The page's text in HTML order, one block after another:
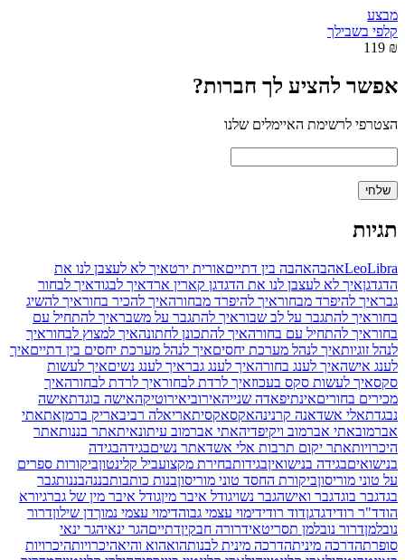
מבצע
קלפי בשבילך
₪ 119
אפשר להציע לך חברות?
הצטרפי לרשימת האיימלים שלנו
תגיות
LeoLibra אהבהאהבה בין דתייםאורית ירטאיך לא לעצבן לנו את
הדגדגןאיך לא לעצבן לנו את הדגדגן קארין ארדאיך לבגודאיך לבחור
גבראיך להיפרד מבחוראיך להיפרד מבחורהאיך להכיר בחוראיך להשיג
בחוראיך להתגבר על לב שבוראיך להתגבר על משבראיך להתחיל עם
בחוראיך להתחיל עם בחורהאיך להתכונן לחתונהאיך למצוץ לבחוראיך
לנהל זוגיותאיך לנהל מערכת יחסיםאיך לנהל מערכת יחסים בין דתייםאיך
לענג אישהאיך לענג בחורהאיך לענג גבראיך לענג נשיםאיך לעשות
סקסאיך לעשות סקס בעכוזאיך לרדת לבחוראיך לרדת לבחורהאיך
מכירים בחוריםאינתיפאדה שנייהאירוביאירוטיקהאישה בוגדתאישה
נבגדתאלי אשדאנה קרנינהאקסאקסיתאריאלה רביבאריק ברמןאתאתי
אברמובאתי אברמוב ויקיפדיהאתי אברמוב עיתונאיתאתר בננותאתר
היכרויותאתר יקום תרבות אלי אשדאתר נשיםבגידהבגידה
בנישואיםבגידה בנישואיןבגידותבחירת מקצועביל קלינטוןביקורות ספרים
על טוני מוריסוןביקורת החסד טוני מוריסוןבנות כותבותבננהבננותגבר
בגדגבר בוגדגבר ואישהגבר נשויגודל איבר מיןגודל איבר מין של גברגיורא
הודד"ר רודידגדגןדוד רודידימוי עצמי גבוהדימוי עצמי נמוךדן שילוןדרור
נובלמןדרור נובלמן תסריטאידרורה חבקיןדתייםהגר ינאיהגר ינאי
סופרתהדרכה מיניתהדרכה מינית לבנותהואהוא והיאהיכרויותהיכרויות